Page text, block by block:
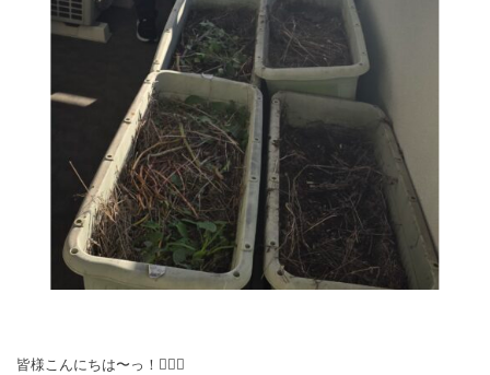
皆様こんにちは〜っ！🙂‍↕️✨